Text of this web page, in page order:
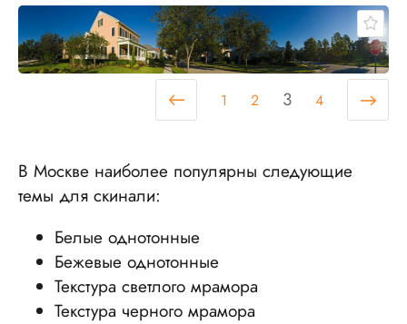
1 2 3 4
В Москве наиболее популярны следующие
темы для скинали:
Белые однотонные
Бежевые однотонные
Текстура светлого мрамора
Текстура черного мрамора